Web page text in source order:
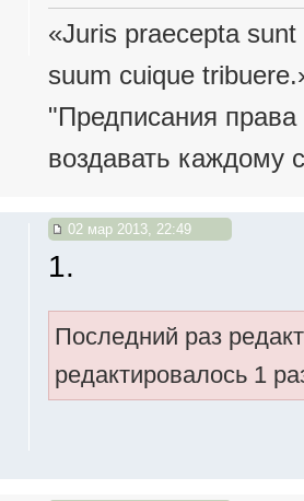
«Juris praecepta
suum cuique
"Предписания
воздавать каждому
02 мар 2013, 22:49
1.
Последний раз
редактировалось 1